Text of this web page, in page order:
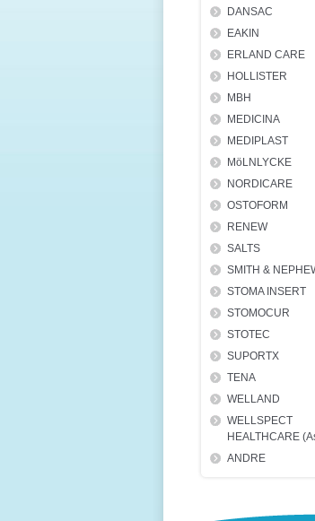
DANSAC
EAKIN
ERLAND CARE
HOLLISTER
MBH
MEDICINA
MEDIPLAST
MöLNLYCKE
NORDICARE
OSTOFORM
RENEW
SALTS
SMITH &
STOMA INSERT
STOMOCUR
STOTEC
SUPORTX
TENA
WELLAND
WELLSPECT
HEALTHCARE
ANDRE